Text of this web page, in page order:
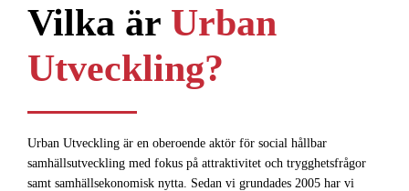
Vilka är Urban
Utveckling?
Urban Utveckling är en oberoende aktör för social hållbar
samhällsutveckling med fokus på attraktivitet och trygghetsfrågor
samt samhällsekonomisk nytta. Sedan vi grundades 2005 har vi